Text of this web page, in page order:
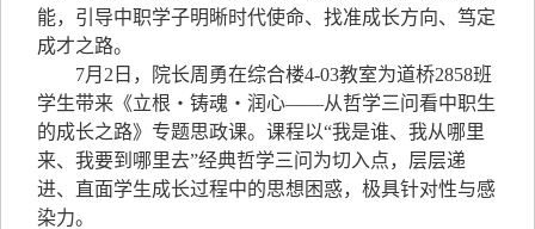
能，引导中职学子明晰时代使命、找准成长方向、笃定
成才之路。
7月2日，院长周勇在综合楼4-03教室为道桥2858班
学生带来《立根・铸魂・润心——从哲学三问看中职生
的成长之路》专题思政课。课程以“我是谁、我从哪里
来、我要到哪里去”经典哲学三问为切入点，层层递
进、直面学生成长过程中的思想困惑，极具针对性与感
染力。